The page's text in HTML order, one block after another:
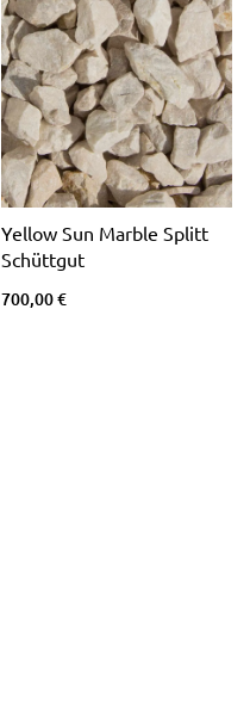
Yellow Sun Marble Splitt
Schüttgut
700,00 €